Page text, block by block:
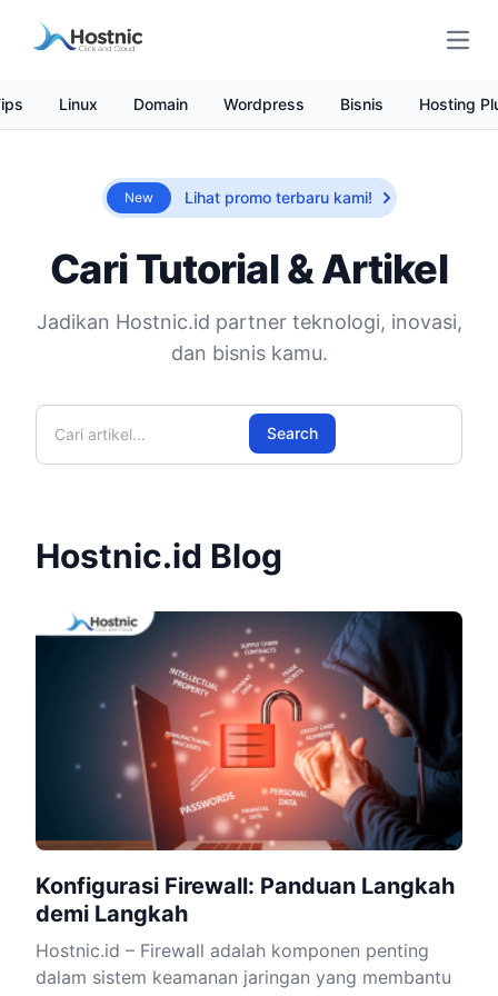
Linux Domain Wordpress Bisnis Hosting
New Lihat promo terbaru kami!
Cari Tutorial & Artikel
Jadikan Hostnic.id partner teknologi, inovasi,
dan bisnis kamu.
Cari artikel
Search
Hostnic.id Blog
Konfigurasi Firewall: Panduan Langkah
demi Langkah
Hostnic.id – Firewall adalah komponen penting
dalam sistem keamanan jaringan yang membantu